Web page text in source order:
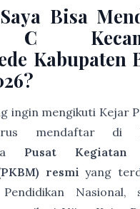
Bisa
C
Kabupaten
ingin mengikuti Kejar
mendaftar di
Pusat Kegiatan
resmi yang
Nasional,